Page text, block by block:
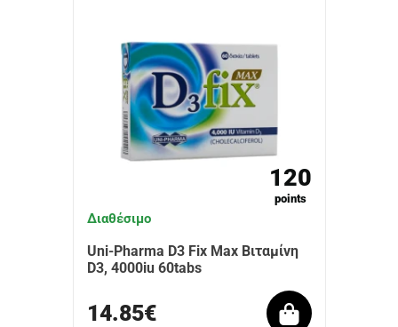
120
points
Διαθέσιμο
Uni-Pharma D3 Fix Max Βιταμίνη
D3, 4000iu 60tabs
14.85€